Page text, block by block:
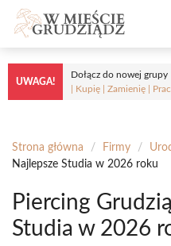
Przejdź
treści
UWAGA!
Dołącz do nowej grupy
| Kupię | Zamienię |
Strona główna / Firmy /
Najlepsze Studia w 2026 roku
Piercing
Studia w 2026